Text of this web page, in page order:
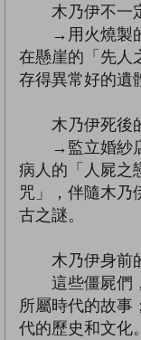
木乃伊不一定
→用火燒製的
在懸崖的「先人
存得異常好的遺
木乃伊死後的
→監立婚紗店
病人的「人屍之
咒」，伴隨木乃
古之謎。
木乃伊身前的
這些僵屍們，
所屬時代的故事
代的歷史和文化